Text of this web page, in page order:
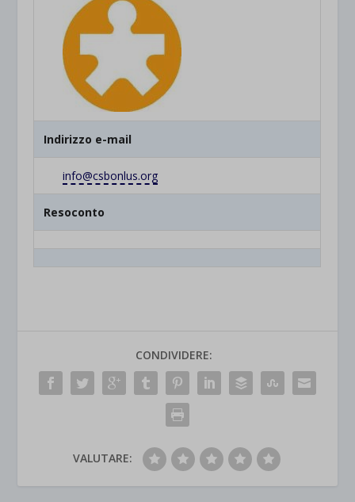
Indirizzo e-mail
info@csbonlus.org
Resoconto
CONDIVIDERE:
VALUTARE: